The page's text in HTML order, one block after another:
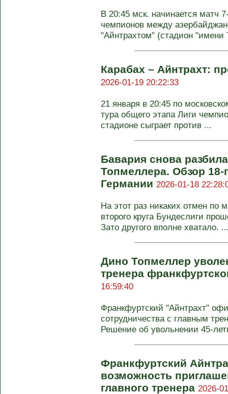
В 20:45 мск. начинается матч
чемпионов между
"Айнтрахтом" (стадион "имени
Карабах – Айнтрахт:
2026-01-19 20:22:33
21 января в 20:45 по
тура общего этапа Лиги
стадионе сыграет против ...
Бавария снова
Топмеллера. Обзор 18-
Германии 2026-01-18
На этот раз никаких отмен по
второго круга Бундеслиги
Зато другого вполне хватало.
Дино Топмеллер
тренера
16:59:40
Франкфуртский "Айнтрахт"
сотрудничества с главным
Решение об увольнении 45-
Франкфуртский
возможность
главного тренера 2026-